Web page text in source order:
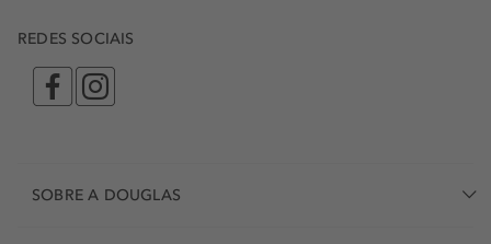
REDES SOCIAIS
SOBRE A DOUGLAS